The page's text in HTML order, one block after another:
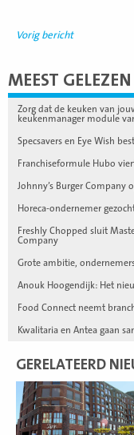
Vorig bericht
MEEST GELEZEN
Zorg dat de keuken van
keukenmanager module
Specsavers en Eye Wish
Franchiseformule Hubo
Johnny’s Burger Company
Horeca-ondernemer
Freshly Chopped sluit
Company
Grote ambitie,
Anouk Hoogendijk: Het
Food Connect neemt
Kwalitaria en Antea gaan
GERELATEERD
Lees
meer